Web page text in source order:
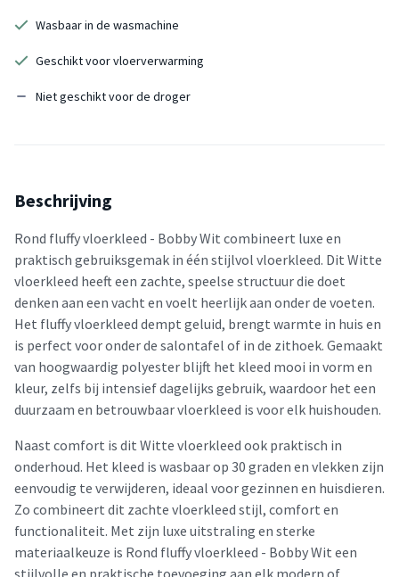
Wasbaar in de wasmachine
Geschikt voor vloerverwarming
Niet geschikt voor de droger
Beschrijving
Rond fluffy vloerkleed - Bobby Wit combineert luxe en
praktisch gebruiksgemak in één stijlvol vloerkleed. Dit Witte
vloerkleed heeft een zachte, speelse structuur die doet
denken aan een vacht en voelt heerlijk aan onder de voeten.
Het fluffy vloerkleed dempt geluid, brengt warmte in huis en
is perfect voor onder de salontafel of in de zithoek. Gemaakt
van hoogwaardig polyester blijft het kleed mooi in vorm en
kleur, zelfs bij intensief dagelijks gebruik, waardoor het een
duurzaam en betrouwbaar vloerkleed is voor elk huishouden.
Naast comfort is dit Witte vloerkleed ook praktisch in
onderhoud. Het kleed is wasbaar op 30 graden en vlekken zijn
eenvoudig te verwijderen, ideaal voor gezinnen en huisdieren.
Zo combineert dit zachte vloerkleed stijl, comfort en
functionaliteit. Met zijn luxe uitstraling en sterke
materiaalkeuze is Rond fluffy vloerkleed - Bobby Wit een
stijlvolle en praktische toevoeging aan elk modern of